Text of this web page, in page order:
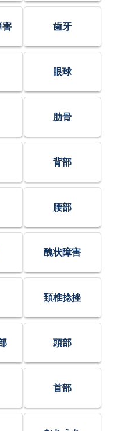
害 歯牙
眼球
肋骨
背部
腰部
醜状障害
頚椎捻挫
頭部
首部